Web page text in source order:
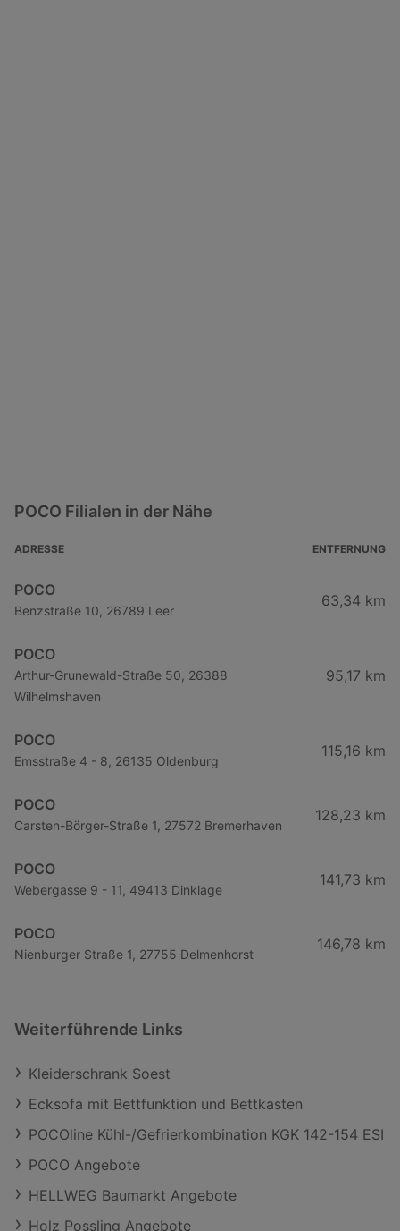
POCO Filialen in der Nähe
ADRESSE ENTFERNUNG
POCO
Benzstraße 10, 26789 Leer
63,34 km
POCO
Arthur-Grunewald-Straße 50, 26388
Wilhelmshaven
95,17 km
POCO
Emsstraße 4 - 8, 26135 Oldenburg
115,16 km
POCO
Carsten-Börger-Straße 1, 27572 Bremerhaven
128,23 km
POCO
Webergasse 9 - 11, 49413 Dinklage
141,73 km
POCO
Nienburger Straße 1, 27755 Delmenhorst
146,78 km
Weiterführende Links
Kleiderschrank Soest
Ecksofa mit Bettfunktion und Bettkasten
POCOline Kühl-/Gefrierkombination KGK 142-154 ESI
POCO Angebote
HELLWEG Baumarkt Angebote
Holz Possling Angebote